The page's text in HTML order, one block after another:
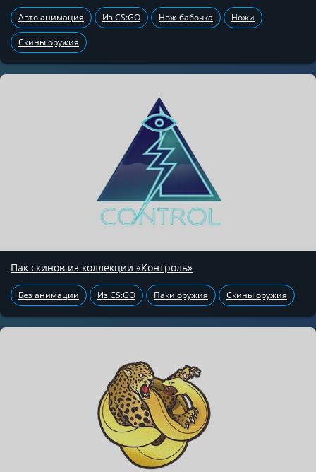
Авто анимация Из CS:GO Нож-бабочка Ножи
Скины оружия
Пак скинов из коллекции «Контроль»
Без анимации Из CS:GO Паки оружия Скины оружия